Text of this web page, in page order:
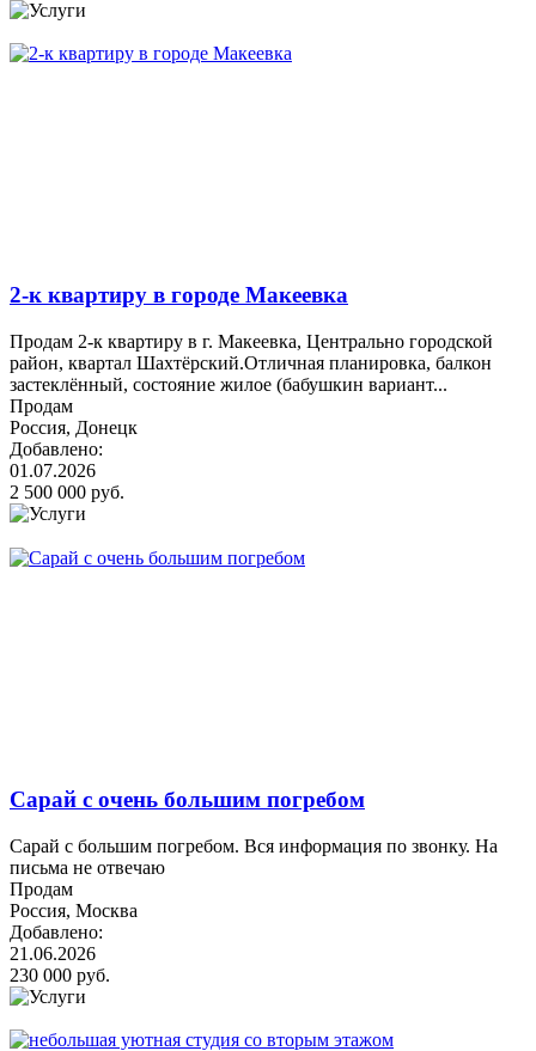
2-к квартиру в городе Макеевка
Продам 2-к квартиру в г. Макеевка, Центрально городской
район, квартал Шахтёрский.Отличная планировка, балкон
застеклённый, состояние жилое (бабушкин вариант...
Продам
Россия, Донецк
Добавлено:
01.07.2026
2 500 000 руб.
Сарай с очень большим погребом
Сарай с большим погребом. Вся информация по звонку. На
письма не отвечаю
Продам
Россия, Москва
Добавлено:
21.06.2026
230 000 руб.